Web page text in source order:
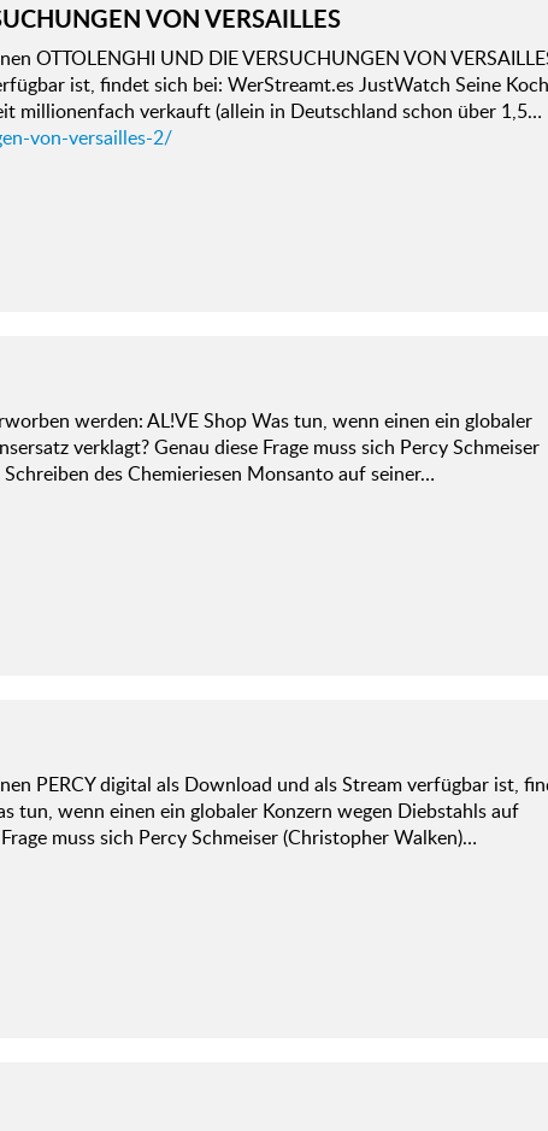
VON VERSAILLES
OTTOLENGHI UND DIE VERSUCHUNGEN VON
ist, findet sich bei: WerStreamt.es JustWatch Seine
millionenfach verkauft (allein in Deutschland schon über 1,5…
von-versailles-2/
werden: AL!VE Shop Was tun, wenn einen ein globaler
verklagt? Genau diese Frage muss sich Percy Schmeiser
des Chemieriesen Monsanto auf seiner…
PERCY digital als Download und als Stream verfügbar ist,
tun, wenn einen ein globaler Konzern wegen Diebstahls auf
muss sich Percy Schmeiser (Christopher Walken)…